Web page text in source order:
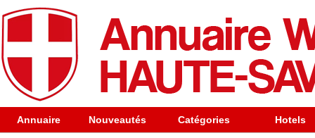
Annuaire Nouveautés Catégories Hotels